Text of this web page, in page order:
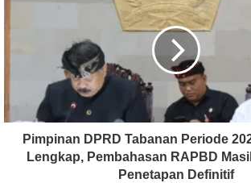
Pimpinan DPRD Tabanan Periode
Lengkap, Pembahasan RAPBD
Penetapan Definitif